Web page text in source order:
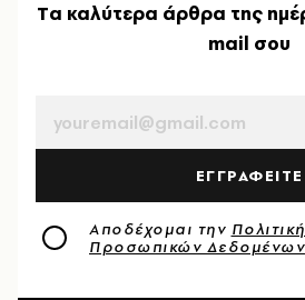
Tα καλύτερα άρθρα της
mail σου
ΕΓΓΡΑΦΕΙΤΕ
Αποδέχομαι την
Προσωπικών Δεδομένων